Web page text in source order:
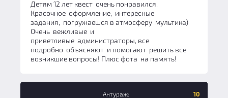
Детям 12 лет квест очень понравился.
Красочное оформление, интересные
задания, погружаешся в атмосферу мультика)
Очень вежливые и
приветливые администраторы, все
подробно объясняют и помогают решить все
возникшие вопросы! Плюс фота на память!
Антураж: 10